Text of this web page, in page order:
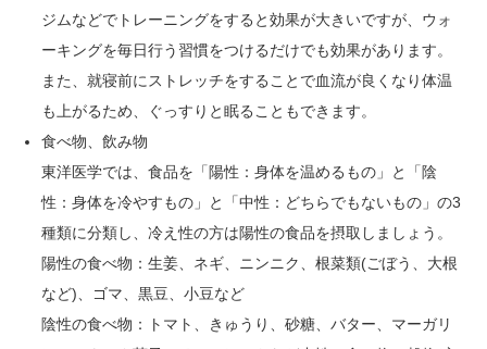
ジムなどでトレーニングをすると効果が大きいですが、ウォ
ーキングを毎日行う習慣をつけるだけでも効果があります。
また、就寝前にストレッチをすることで血流が良くなり体温
も上がるため、ぐっすりと眠ることもできます。
食べ物、飲み物
東洋医学では、食品を「陽性：身体を温めるもの」と「陰
性：身体を冷やすもの」と「中性：どちらでもないもの」の3
種類に分類し、冷え性の方は陽性の食品を摂取しましょう。
陽性の食べ物：生姜、ネギ、ニンニク、根菜類(ごぼう、大根
など)、ゴマ、黒豆、小豆など
陰性の食べ物：トマト、きゅうり、砂糖、バター、マーガリ